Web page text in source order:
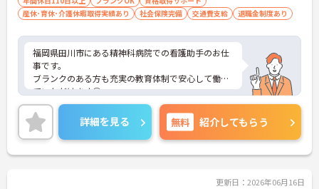
産休･育休･介護休暇取得実績あり
社会保険完備 交通費支給 退職金制度あり
福岡県田川市にある精神科病院での看護助手のお仕
事です。
ブランクのある方も充実の教育体制で安心して働い
ていただけます◎
残業もほとんどございませんのでプライベートや家
庭との両立もしやすい環境です。
無料駐車場があるのでマイカーでの通勤も可能。離
れた地域にお住まいの方もストレス無く通勤してい
ただけます。
詳細を見る 無料 紹介してもらう
更新日：2026年06月16日